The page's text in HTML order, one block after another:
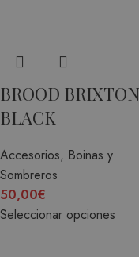
BROOD BRIXTON
BLACK
Accesorios, Boinas y
Sombreros
50,00€
Seleccionar opciones